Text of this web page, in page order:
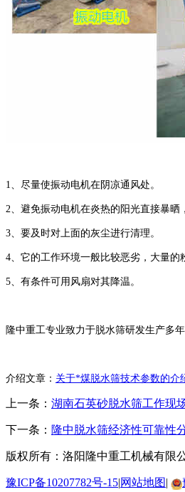
1、尽量使振动电机在阴凉通风处。
2、避免振动电机在炎热的阳光直接暴晒
3、要及时对上面的灰尘进行清理。
4、它的工作环境一般比较恶劣，大量的
5、有条件可用风扇对其降温。
隆中重工专业致力于脱水筛研发生产多
介绍文章： 关于*煤脱水筛技术参数的介
上一条： 湖南石英砂脱水筛工作现
下一条： 隆中脱水筛经济性可靠性
版权所有：洛阳隆中重工机械有限
豫ICP备10207782号-15|网站地图|